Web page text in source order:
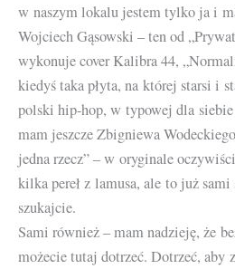
w naszym lokalu jestem tylko ja i
Wojciech Gąsowski – ten od
wykonuje cover Kalibra 44,
kiedyś taka płyta, na której starsi i
polski hip-hop, w typowej dla
mam jeszcze Zbigniewa
jedna rzecz” – w oryginale
kilka pereł z lamusa, ale to już
szukajcie.
Sami również – mam nadzieję, że
możecie tutaj dotrzeć. Dotrzeć, aby